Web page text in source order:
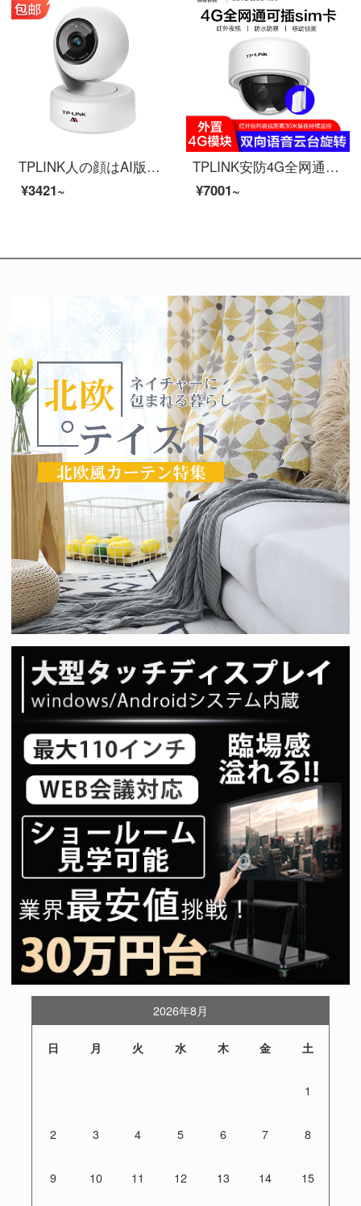
TPLINK人の顔はAI版の無線監視カメラの人の顔のアルバム室内の携帯電話の遠隔監視カメラの人の形を識別して双方向の音声を追跡して音声と光を話して300万AI雲台の無線ネットワークのカメラの128 GBを警告します。
¥3421~
TPLINK安防4G全网通高清无线监控摄像头 旋转云台4倍变焦 插sim卡无需网络室内外家用手机远程 TL-IPC62TZ四倍光学变焦版（4G） 128G
¥7001~
2026年8月
日 月 火 水 木 金 土
1
2 3 4 5 6 7 8
9 10 11 12 13 14 15